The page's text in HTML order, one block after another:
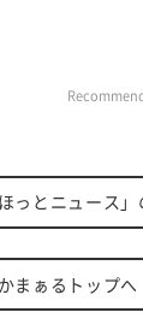
っとニュース」
まぁるトップへ